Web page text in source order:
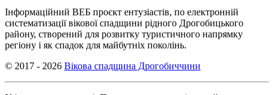
Інформаційний ВЕБ проєкт ентузіастів, по електронній
систематизації вікової спадщини рідного Дрогобицького
району, створений для розвитку туристичного напрямку
регіону і як спадок для майбутніх поколінь.
© 2017 - 2026 Вікова спадщина Дрогобиччини